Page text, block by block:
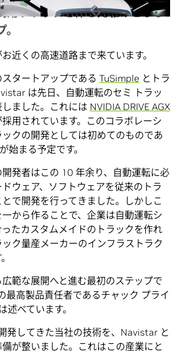
用トラックを作る先駆けとなる
近くの高速道路まで来ています。
タートアップである TuSimple とトラ
は先日、自動運転のセミ トラッ
ました。これには NVIDIA DRIVE AGX
採用されています。このコラボレーシ
クの開発としては初めてのものであ
始まる予定です。
発者はこの 10 年余り、自動運転に必
ウェア、ソフトウェアを従来のトラ
で開発を行ってきました。しかしこ
から作ることで、企業は自動運転シ
たカスタムメイドのトラックを作れ
ク量産メーカーのインフラストラク
範な展開へと進む最初のステップで
最高製品責任者であるチャック プライ
述べています。
発してきた当社の技術を、Navistar と
が整いました。これはこの産業にと